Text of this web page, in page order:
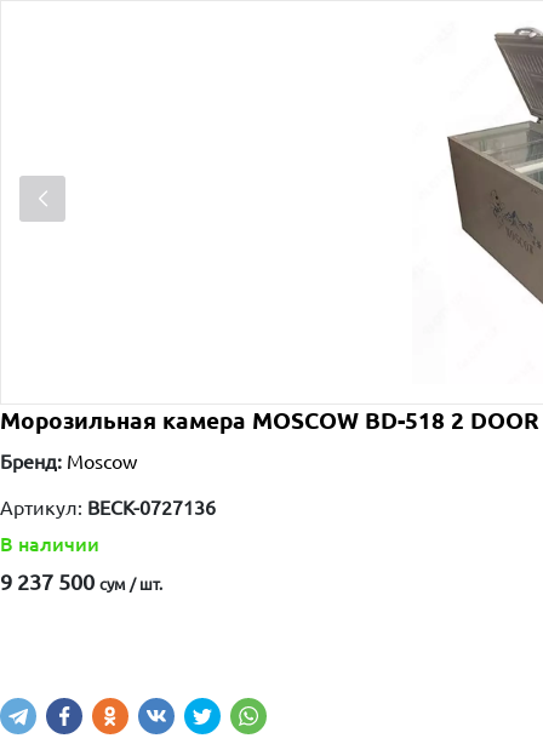
Морозильная камера MOSCOW BD-518 2 DOOR
Бренд: Moscow
Артикул: BECK-0727136
В наличии
9 237 500 сум / шт.